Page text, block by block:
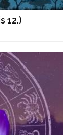
12.)